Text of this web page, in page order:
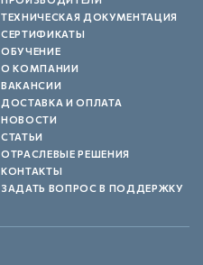
ТЕХНИЧЕСКАЯ ДОКУМЕНТАЦИЯ
СЕРТИФИКАТЫ
ОБУЧЕНИЕ
О КОМПАНИИ
ВАКАНСИИ
ДОСТАВКА И ОПЛАТА
НОВОСТИ
СТАТЬИ
ОТРАСЛЕВЫЕ РЕШЕНИЯ
КОНТАКТЫ
ЗАДАТЬ ВОПРОС В ПОДДЕРЖКУ